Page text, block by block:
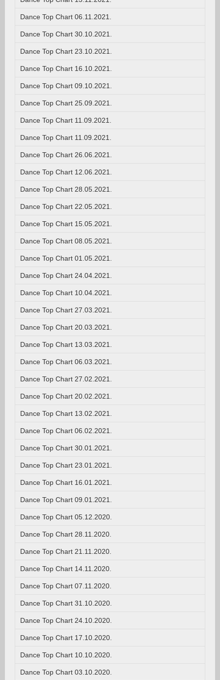
Dance Top Chart 06.11.2021.
Dance Top Chart 30.10.2021.
Dance Top Chart 23.10.2021.
Dance Top Chart 16.10.2021.
Dance Top Chart 09.10.2021.
Dance Top Chart 25.09.2021.
Dance Top Chart 11.09.2021.
Dance Top Chart 11.09.2021.
Dance Top Chart 26.06.2021.
Dance Top Chart 12.06.2021.
Dance Top Chart 28.05.2021.
Dance Top Chart 22.05.2021.
Dance Top Chart 15.05.2021.
Dance Top Chart 08.05.2021.
Dance Top Chart 01.05.2021.
Dance Top Chart 24.04.2021.
Dance Top Chart 10.04.2021.
Dance Top Chart 27.03.2021.
Dance Top Chart 20.03.2021.
Dance Top Chart 13.03.2021.
Dance Top Chart 06.03.2021.
Dance Top Chart 27.02.2021.
Dance Top Chart 20.02.2021.
Dance Top Chart 13.02.2021.
Dance Top Chart 06.02.2021.
Dance Top Chart 30.01.2021.
Dance Top Chart 23.01.2021.
Dance Top Chart 16.01.2021.
Dance Top Chart 09.01.2021.
Dance Top Chart 05.12.2020.
Dance Top Chart 28.11.2020.
Dance Top Chart 21.11.2020.
Dance Top Chart 14.11.2020.
Dance Top Chart 07.11.2020.
Dance Top Chart 31.10.2020.
Dance Top Chart 24.10.2020.
Dance Top Chart 17.10.2020.
Dance Top Chart 10.10.2020.
Dance Top Chart 03.10.2020.